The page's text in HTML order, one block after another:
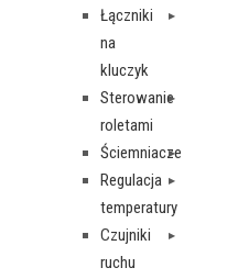
Łączniki
na
kluczyk
Sterowanie
roletami
Ściemniacze
Regulacja
temperatury
Czujniki
ruchu